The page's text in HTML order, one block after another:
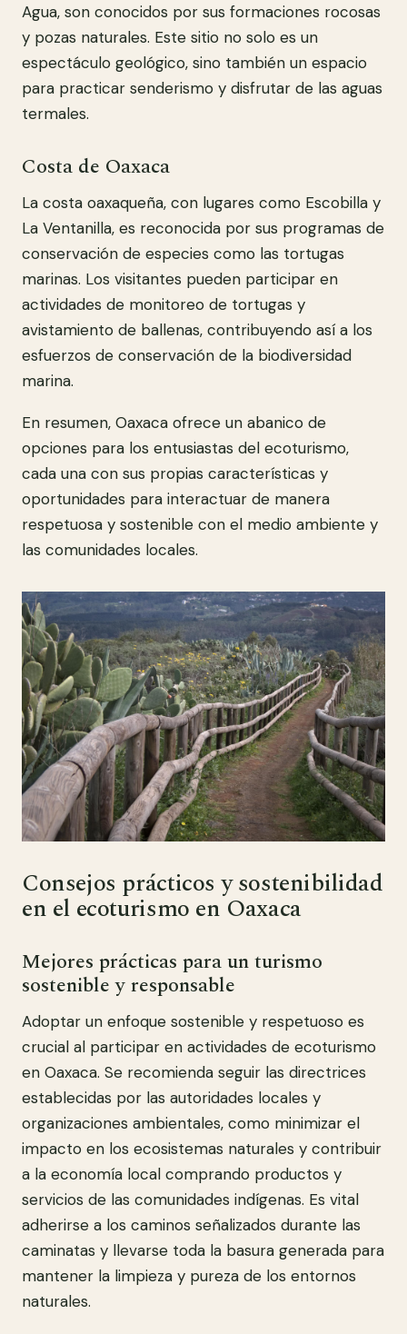
Agua, son conocidos por sus formaciones rocosas
y pozas naturales. Este sitio no solo es un
espectáculo geológico, sino también un espacio
para practicar senderismo y disfrutar de las aguas
termales.
Costa de Oaxaca
La costa oaxaqueña, con lugares como Escobilla y
La Ventanilla, es reconocida por sus programas de
conservación de especies como las tortugas
marinas. Los visitantes pueden participar en
actividades de monitoreo de tortugas y
avistamiento de ballenas, contribuyendo así a los
esfuerzos de conservación de la biodiversidad
marina.
En resumen, Oaxaca ofrece un abanico de
opciones para los entusiastas del ecoturismo,
cada una con sus propias características y
oportunidades para interactuar de manera
respetuosa y sostenible con el medio ambiente y
las comunidades locales.
Consejos prácticos y sostenibilidad
en el ecoturismo en Oaxaca
Mejores prácticas para un turismo
sostenible y responsable
Adoptar un enfoque sostenible y respetuoso es
crucial al participar en actividades de ecoturismo
en Oaxaca. Se recomienda seguir las directrices
establecidas por las autoridades locales y
organizaciones ambientales, como minimizar el
impacto en los ecosistemas naturales y contribuir
a la economía local comprando productos y
servicios de las comunidades indígenas. Es vital
adherirse a los caminos señalizados durante las
caminatas y llevarse toda la basura generada para
mantener la limpieza y pureza de los entornos
naturales.